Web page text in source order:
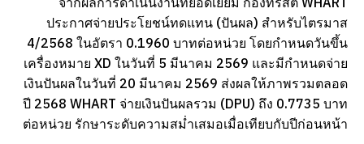
ประกาศจ่ายประโยชน์ทดแทน (ปันผล) สำหรับไตรมาส
4/2568 ในอัตรา 0.1960 บาทต่อหน่วย โดยกำหนดวันขึ้น
เครื่องหมาย XD ในวันที่ 5 มีนาคม 2569 และมีกำหนดจ่าย
เงินปันผลในวันที่ 20 มีนาคม 2569 ส่งผลให้ภาพรวมตลอด
ปี 2568 WHART จ่ายเงินปันผลรวม (DPU) ถึง 0.7735 บาท
ต่อหน่วย รักษาระดับความสม่ำเสมอเมื่อเทียบกับปีก่อนหน้า